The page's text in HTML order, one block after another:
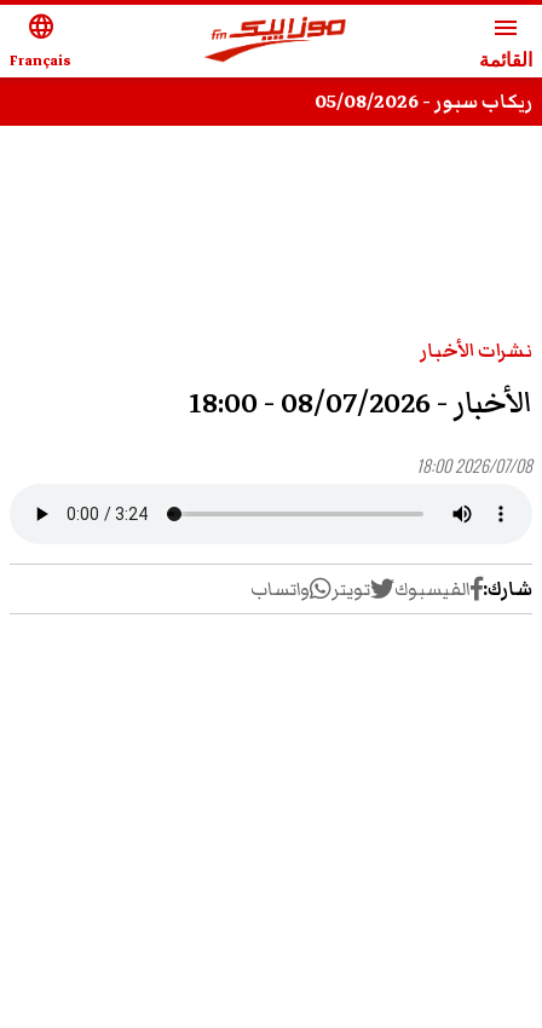
menu
القائمة
language
Français
ريكاب سبور - 05/08/2026
نشرات الأخبار
الأخبار - 08/07/2026 - 18:00
2026/07/08 18:00
شارك: الفيسبوك تويتر واتساب